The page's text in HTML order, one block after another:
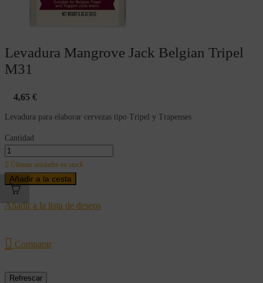
Levadura Mangrove Jack Belgian Tripel
M31
4,65 €
Levadura para elaborar cervezas tipo Tripel y Trapenses
Cantidad
 Últimas unidades en stock
Añadir a la cesta
Añadir a la lista de deseos
 Comparar